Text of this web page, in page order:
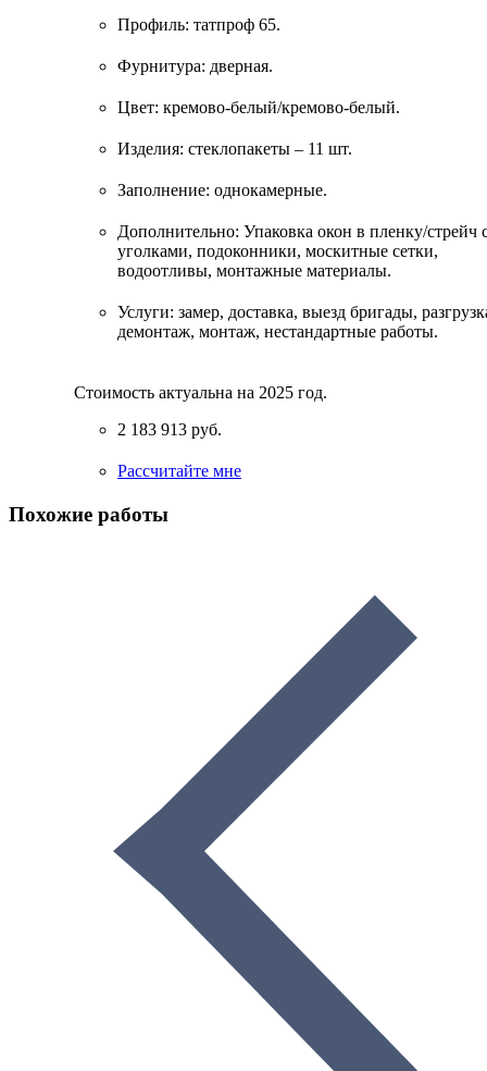
Профиль: татпроф 65.
Фурнитура: дверная.
Цвет: кремово-белый/кремово-белый.
Изделия: стеклопакеты – 11 шт.
Заполнение: однокамерные.
Дополнительно: Упаковка окон в пленку/стрейч
уголками, подоконники, москитные сетки,
водоотливы, монтажные материалы.
Услуги: замер, доставка, выезд бригады,
демонтаж, монтаж, нестандартные работы.
Стоимость актуальна на 2025 год.
2 183 913 руб.
Рассчитайте мне
Похожие работы